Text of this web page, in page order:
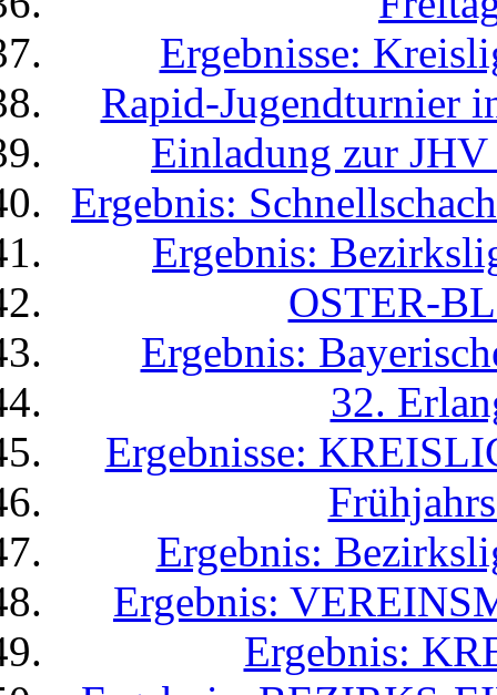
Ergebnisse:
Rapid-Jugendturnier
Einladung zur
Ergebnis:
Ergebnis:
OSTER-
Ergebnis:
32.
Ergebnisse:
Ergebnis:
Ergebnis:
Ergebnis: